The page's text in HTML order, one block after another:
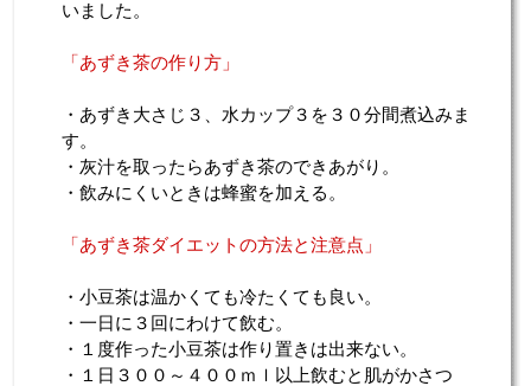
いました。
「あずき茶の作り方」
・あずき大さじ３、水カップ３を３０分間煮込みま
す。
・灰汁を取ったらあずき茶のできあがり。
・飲みにくいときは蜂蜜を加える。
「あずき茶ダイエットの方法と注意点」
・小豆茶は温かくても冷たくても良い。
・一日に３回にわけて飲む。
・１度作った小豆茶は作り置きは出来ない。
・１日３００～４００ｍｌ以上飲むと肌がかさつ